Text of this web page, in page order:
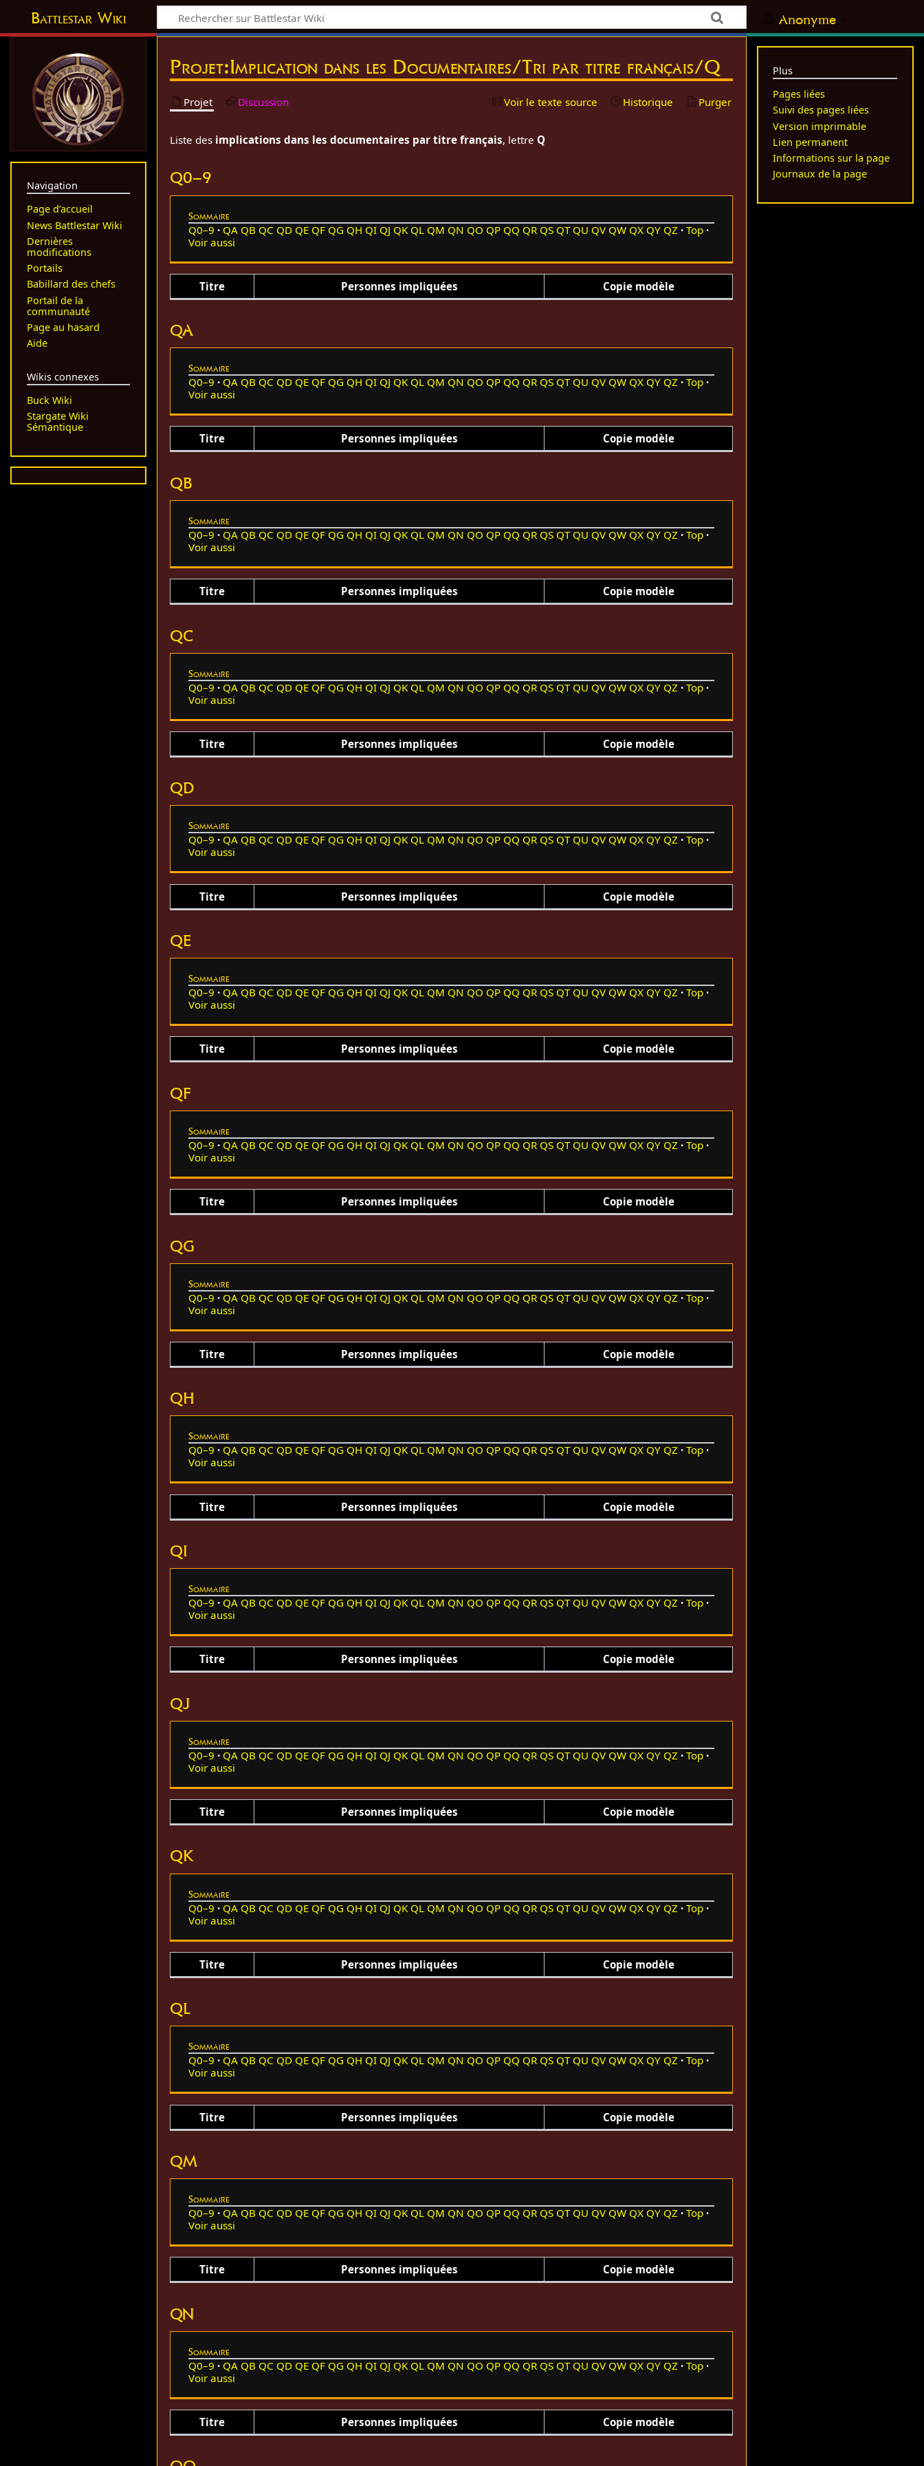
Anonyme
Battlestar Wiki
Projet:Implication dans les Documentaires/Tri par titre français/Q
Projet Discussion Voir le texte source Historique Purger
Liste des implications dans les documentaires par titre français, lettre Q
Q0–9
Sommaire
Q0–9 QA QB QC QD QE QF QG QH QI QJ QK QL QM QN QO QP QQ QR QS QT QU QV QW QX QY QZ
Top
Voir aussi
Titre Personnes impliquées Copie modèle
QA
Sommaire
Q0–9 QA QB QC QD QE QF QG QH QI QJ QK QL QM QN QO QP QQ QR QS QT QU QV QW QX QY QZ
Top
Voir aussi
Titre Personnes impliquées Copie modèle
QB
Sommaire
Q0–9 QA QB QC QD QE QF QG QH QI QJ QK QL QM QN QO QP QQ QR QS QT QU QV QW QX QY QZ
Top
Voir aussi
Titre Personnes impliquées Copie modèle
QC
Sommaire
Q0–9 QA QB QC QD QE QF QG QH QI QJ QK QL QM QN QO QP QQ QR QS QT QU QV QW QX QY QZ
Top
Voir aussi
Titre Personnes impliquées Copie modèle
QD
Sommaire
Q0–9 QA QB QC QD QE QF QG QH QI QJ QK QL QM QN QO QP QQ QR QS QT QU QV QW QX QY QZ
Top
Voir aussi
Titre Personnes impliquées Copie modèle
QE
Sommaire
Q0–9 QA QB QC QD QE QF QG QH QI QJ QK QL QM QN QO QP QQ QR QS QT QU QV QW QX QY QZ
Top
Voir aussi
Titre Personnes impliquées Copie modèle
QF
Sommaire
Q0–9 QA QB QC QD QE QF QG QH QI QJ QK QL QM QN QO QP QQ QR QS QT QU QV QW QX QY QZ
Top
Voir aussi
Titre Personnes impliquées Copie modèle
QG
Sommaire
Q0–9 QA QB QC QD QE QF QG QH QI QJ QK QL QM QN QO QP QQ QR QS QT QU QV QW QX QY QZ
Top
Voir aussi
Titre Personnes impliquées Copie modèle
QH
Sommaire
Q0–9 QA QB QC QD QE QF QG QH QI QJ QK QL QM QN QO QP QQ QR QS QT QU QV QW QX QY QZ
Top
Voir aussi
Titre Personnes impliquées Copie modèle
QI
Sommaire
Q0–9 QA QB QC QD QE QF QG QH QI QJ QK QL QM QN QO QP QQ QR QS QT QU QV QW QX QY QZ
Top
Voir aussi
Titre Personnes impliquées Copie modèle
QJ
Sommaire
Q0–9 QA QB QC QD QE QF QG QH QI QJ QK QL QM QN QO QP QQ QR QS QT QU QV QW QX QY QZ
Top
Voir aussi
Titre Personnes impliquées Copie modèle
QK
Sommaire
Q0–9 QA QB QC QD QE QF QG QH QI QJ QK QL QM QN QO QP QQ QR QS QT QU QV QW QX QY QZ
Top
Voir aussi
Titre Personnes impliquées Copie modèle
QL
Sommaire
Q0–9 QA QB QC QD QE QF QG QH QI QJ QK QL QM QN QO QP QQ QR QS QT QU QV QW QX QY QZ
Top
Voir aussi
Titre Personnes impliquées Copie modèle
QM
Sommaire
Q0–9 QA QB QC QD QE QF QG QH QI QJ QK QL QM QN QO QP QQ QR QS QT QU QV QW QX QY QZ
Top
Voir aussi
Titre Personnes impliquées Copie modèle
QN
Sommaire
Q0–9 QA QB QC QD QE QF QG QH QI QJ QK QL QM QN QO QP QQ QR QS QT QU QV QW QX QY QZ
Top
Voir aussi
Titre Personnes impliquées Copie modèle
Navigation
Page d’accueil
News Battlestar Wiki
Dernières
modifications
Portails
Babillard des chefs
Portail de la
communauté
Page au hasard
Aide
Wikis connexes
Buck Wiki
Stargate Wiki
Sémantique
Plus
Pages liées
Suivi des pages liées
Version imprimable
Lien permanent
Informations sur la page
Journaux de la page